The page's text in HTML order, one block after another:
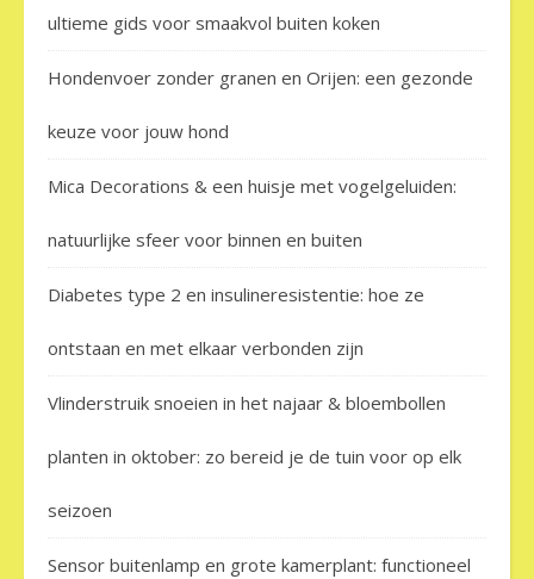
ultieme gids voor smaakvol buiten koken
Hondenvoer zonder granen en Orijen: een gezonde
keuze voor jouw hond
Mica Decorations & een huisje met vogelgeluiden:
natuurlijke sfeer voor binnen en buiten
Diabetes type 2 en insulineresistentie: hoe ze
ontstaan en met elkaar verbonden zijn
Vlinderstruik snoeien in het najaar & bloembollen
planten in oktober: zo bereid je de tuin voor op elk
seizoen
Sensor buitenlamp en grote kamerplant: functioneel